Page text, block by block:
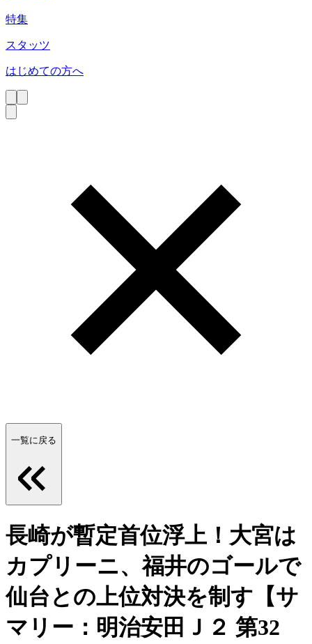
特集
スタッツ
はじめての方へ
一覧に戻る
長崎が暫定首位浮上！大宮は
カプリーニ、福井のゴールで
仙台との上位対決を制す【サ
マリー：明治安田Ｊ２ 第32